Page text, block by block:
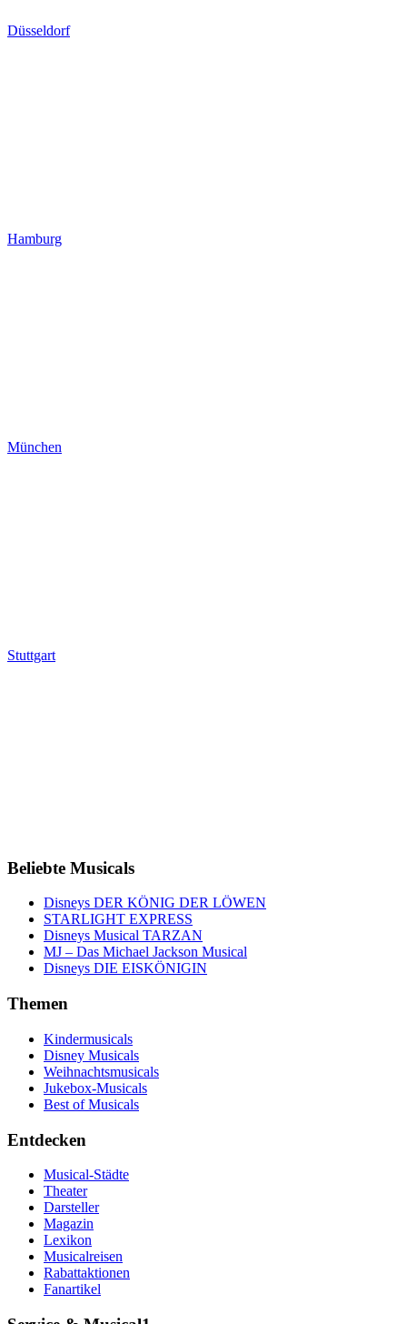
Düsseldorf
Hamburg
München
Stuttgart
Beliebte Musicals
Disneys DER KÖNIG DER LÖWEN
STARLIGHT EXPRESS
Disneys Musical TARZAN
MJ – Das Michael Jackson Musical
Disneys DIE EISKÖNIGIN
Themen
Kindermusicals
Disney Musicals
Weihnachtsmusicals
Jukebox-Musicals
Best of Musicals
Entdecken
Musical-Städte
Theater
Darsteller
Magazin
Lexikon
Musicalreisen
Rabattaktionen
Fanartikel